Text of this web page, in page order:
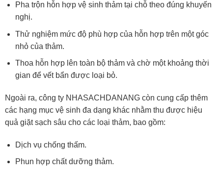
Pha trộn hỗn hợp vệ sinh thảm tại chỗ theo đúng khuyến
nghị.
Thử nghiệm mức độ phù hợp của hỗn hợp trên một góc
nhỏ của thảm.
Thoa hỗn hợp lên toàn bộ thảm và chờ một khoảng thời
gian để vết bẩn được loại bỏ.
Ngoài ra, công ty NHASACHDANANG còn cung cấp thêm
các hạng mục vệ sinh đa dạng khác nhằm thu được hiệu
quả giặt sạch sâu cho các loại thảm, bao gồm:
Dịch vụ chống thấm.
Phun hợp chất dưỡng thảm.